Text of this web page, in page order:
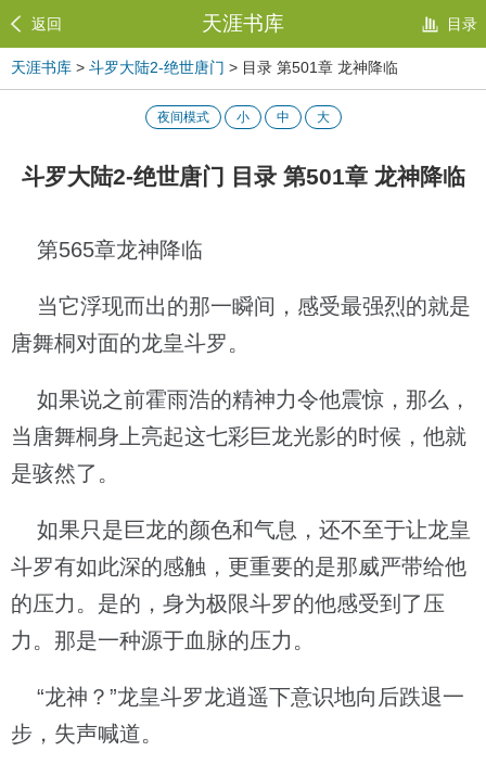
返回 天涯书库 目录
天涯书库 > 斗罗大陆2-绝世唐门 > 目录 第501章 龙神降临
夜间模式 小 中 大
斗罗大陆2-绝世唐门 目录 第501章 龙神降临
第565章龙神降临
当它浮现而出的那一瞬间，感受最强烈的就是
唐舞桐对面的龙皇斗罗。
如果说之前霍雨浩的精神力令他震惊，那么，
当唐舞桐身上亮起这七彩巨龙光影的时候，他就
是骇然了。
如果只是巨龙的颜色和气息，还不至于让龙皇
斗罗有如此深的感触，更重要的是那威严带给他
的压力。是的，身为极限斗罗的他感受到了压
力。那是一种源于血脉的压力。
“龙神？”龙皇斗罗龙逍遥下意识地向后跌退一
步，失声喊道。